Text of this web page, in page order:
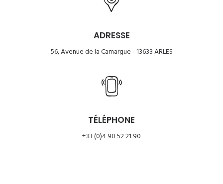
ADRESSE
56, Avenue de la Camargue - 13633 ARLES
TÉLÉPHONE
+33 (0)4 90 52 21 90